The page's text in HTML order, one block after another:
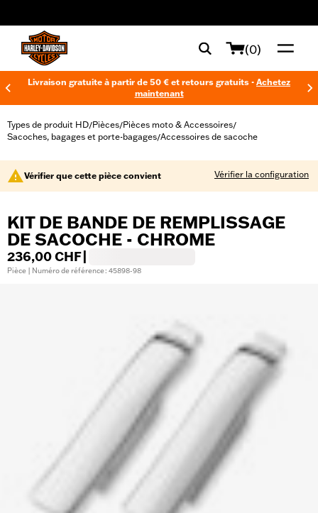
(0)
Livraison gratuite à partir de 50 € et retours gratuits - Achetez
maintenant
Types de produit HD/Pièces/Pièces moto & Accessoires/
Sacoches, bagages et porte-bagages/Accessoires de sacoche
Vérifier que cette pièce convient Vérifier la configuration
KIT DE BANDE DE REMPLISSAGE
DE SACOCHE - CHROME
236,00 CHF
Pièce | Numéro de référence : 45898-98